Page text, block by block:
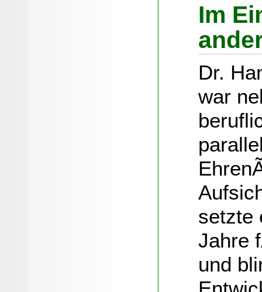
Im
Dr.
war
setzte
Jahre
und